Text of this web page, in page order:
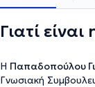
Γιατί
Η Παπαδοπούλου
Γνωσιακή